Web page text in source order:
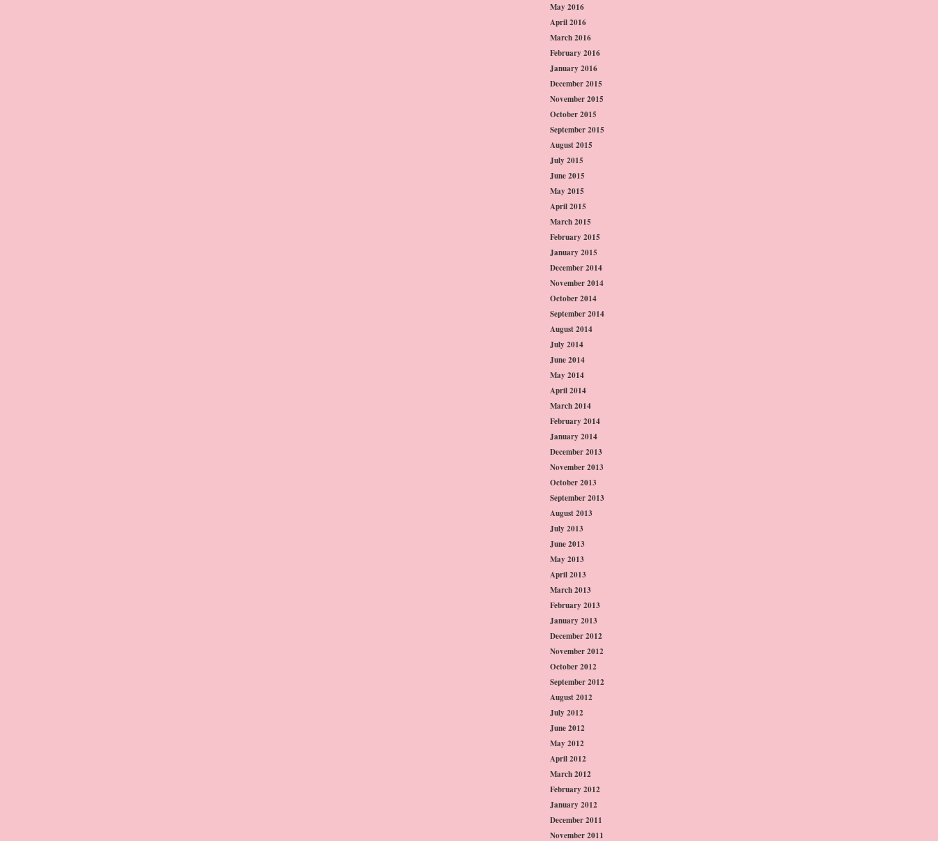
May 2016
April 2016
March 2016
February 2016
January 2016
December 2015
November 2015
October 2015
September 2015
August 2015
July 2015
June 2015
May 2015
April 2015
March 2015
February 2015
January 2015
December 2014
November 2014
October 2014
September 2014
August 2014
July 2014
June 2014
May 2014
April 2014
March 2014
February 2014
January 2014
December 2013
November 2013
October 2013
September 2013
August 2013
July 2013
June 2013
May 2013
April 2013
March 2013
February 2013
January 2013
December 2012
November 2012
October 2012
September 2012
August 2012
July 2012
June 2012
May 2012
April 2012
March 2012
February 2012
January 2012
December 2011
November 2011